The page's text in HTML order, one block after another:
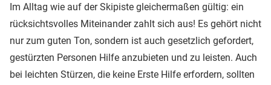
Im Alltag wie auf der Skipiste gleichermaßen gültig: ein
rücksichtsvolles Miteinander zahlt sich aus! Es gehört nicht
nur zum guten Ton, sondern ist auch gesetzlich gefordert,
gestürzten Personen Hilfe anzubieten und zu leisten. Auch
bei leichten Stürzen, die keine Erste Hilfe erfordern, sollten